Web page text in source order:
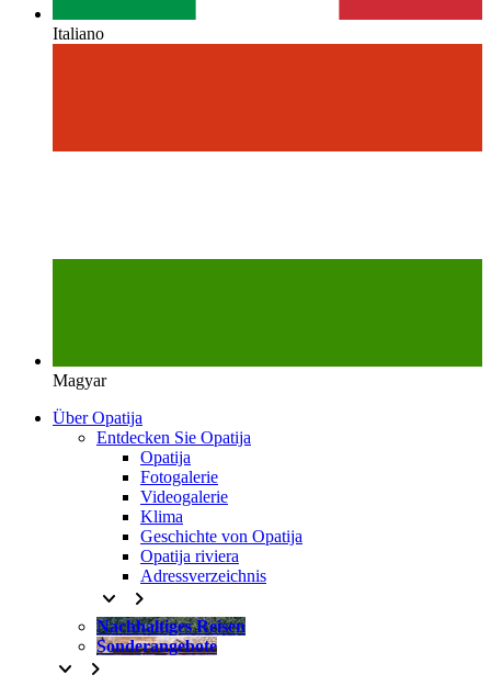
Italiano
Magyar
Über Opatija
Entdecken Sie Opatija
Opatija
Fotogalerie
Videogalerie
Klima
Geschichte von Opatija
Opatija riviera
Adressverzeichnis
keyboard_arrow_down keyboard_arrow_right
Nachhaltiges Reisen
Sonderangebote
keyboard_arrow_down keyboard_arrow_right